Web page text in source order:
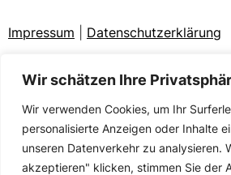
Wir schätzen Ihre
Wir verwenden Cookies, um Ihr
personalisierte Anzeigen oder Inhalte
unseren Datenverkehr zu analysieren.
akzeptieren" klicken, stimmen Sie der
Impressum Datenschutzerklärung
Copyright © 2026wohntrends.All rights